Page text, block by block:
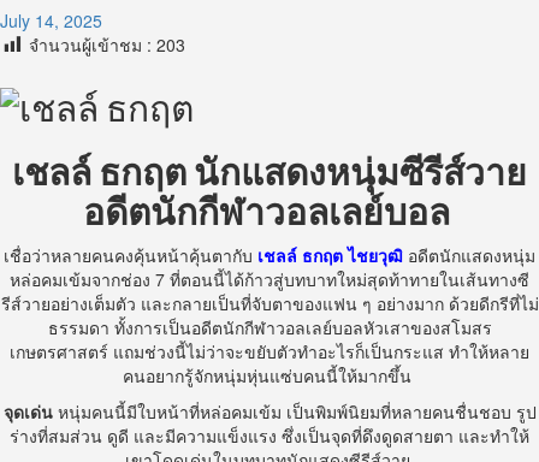
July 14, 2025
จำนวนผู้เข้าชม : 203
เชลล์ ธกฤต นักแสดงหนุ่มซีรีส์วาย
อดีตนักกีฬาวอลเลย์บอล
เชื่อว่าหลายคนคงคุ้นหน้าคุ้นตากับ เชลล์ ธกฤต ไชยวุฒิ อดีตนักแสดงหนุ่ม
หล่อคมเข้มจากช่อง 7 ที่ตอนนี้ได้ก้าวสู่บทบาทใหม่สุดท้าทายในเส้นทางซี
รีส์วายอย่างเต็มตัว และกลายเป็นที่จับตาของแฟน ๆ อย่างมาก ด้วยดีกรีที่ไม่
ธรรมดา ทั้งการเป็นอดีตนักกีฬาวอลเลย์บอลหัวเสาของสโมสร
เกษตรศาสตร์ แถมช่วงนี้ไม่ว่าจะขยับตัวทำอะไรก็เป็นกระแส ทำให้หลาย
คนอยากรู้จักหนุ่มหุ่นแซ่บคนนี้ให้มากขึ้น
จุดเด่นหนุ่มคนนี้มีใบหน้าที่หล่อคมเข้ม เป็นพิมพ์นิยมที่หลายคนชื่นชอบ รูป
ร่างที่สมส่วน ดูดี และมีความแข็งแรง ซึ่งเป็นจุดที่ดึงดูดสายตา และทำให้